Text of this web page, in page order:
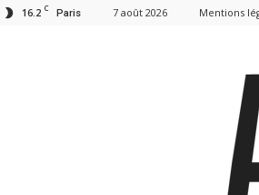
16.2 C Paris 7 août 2026 Mentions